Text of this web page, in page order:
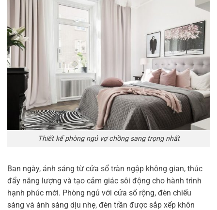
Thiết kế phòng ngủ vợ chồng sang trọng nhất
Ban ngày, ánh sáng từ cửa sổ tràn ngập không gian, thúc
đẩy năng lượng và tạo cảm giác sôi động cho hành trình
hạnh phúc mới. Phòng ngủ với cửa sổ rộng, đèn chiếu
sáng và ánh sáng dịu nhẹ, đèn trần được sắp xếp khôn